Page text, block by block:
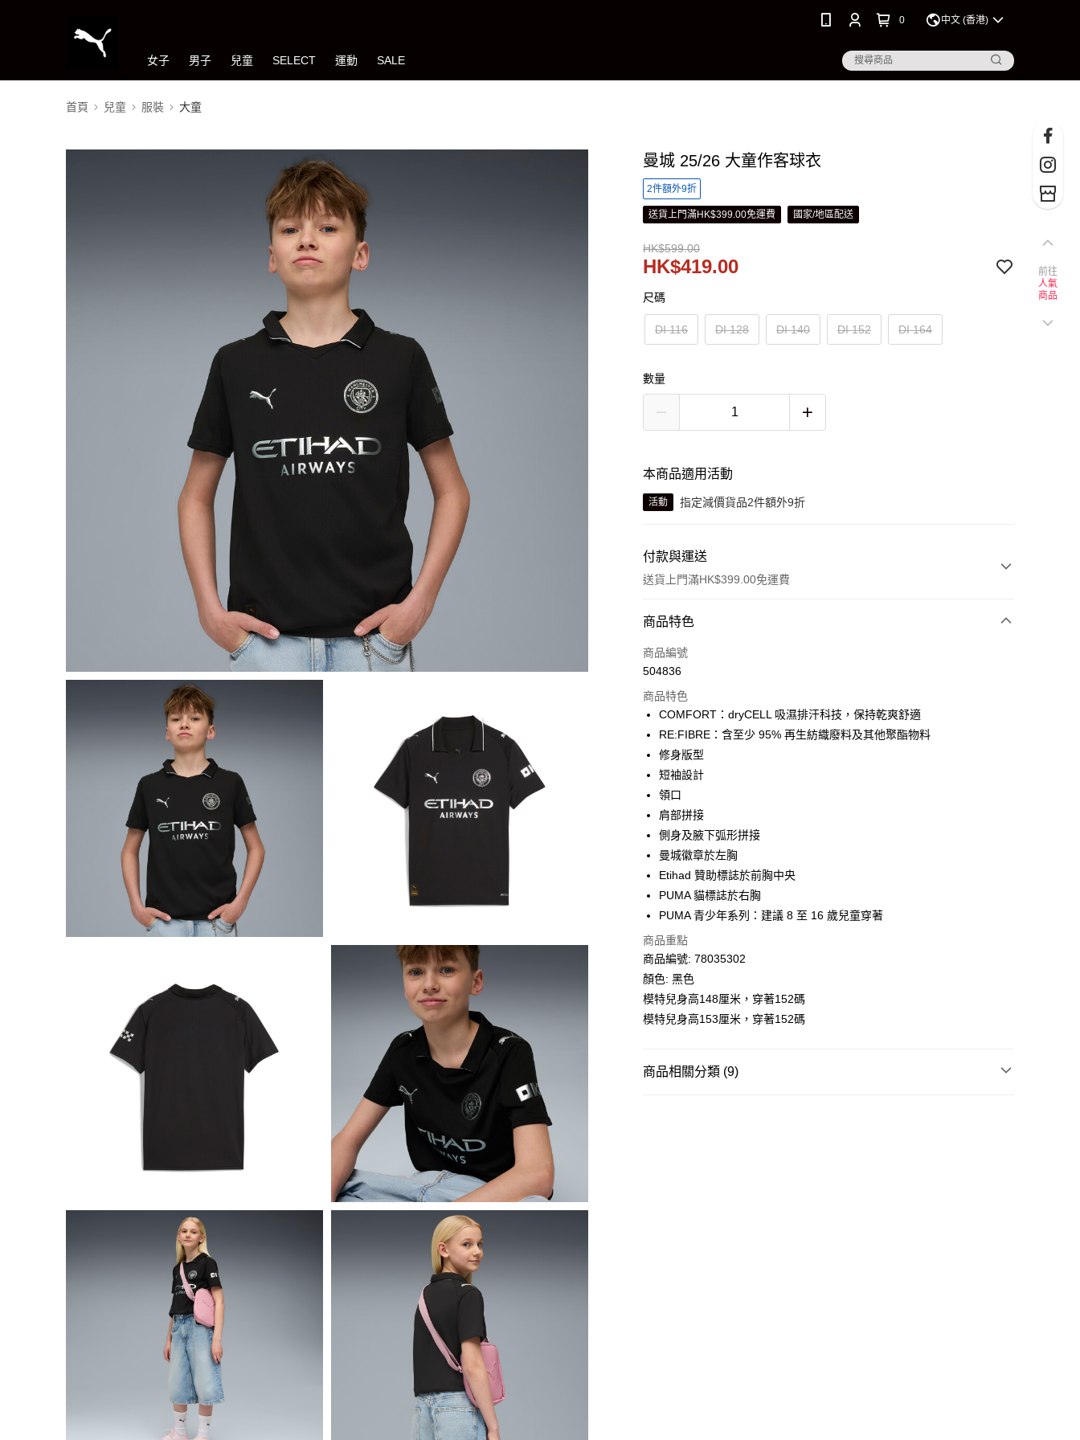
0 中文 (香港)
女子 男子 兒童 SELECT 運動 SALE
首頁 兒童 服裝 大童
曼城 25/26 大童作客球衣
2件額外9折
送貨上門滿HK$399.00免運費 國家/地區配送
HK$599.00
HK$419.00
尺碼
DI 116 DI 128 DI 140 DI 152 DI 164
數量
本商品適用活動
活動 指定減價貨品2件額外9折
付款與運送
送貨上門滿HK$399.00免運費
付款方式
信用卡
相關說明
Alipay, PayMe, WeChat Pay, UnionPay, FPS
送貨方式
單筆訂單淨值滿$399可享免運費優惠
每筆HK$30.00，滿HK$399.00或以上免運費
滿$599可享澳門免運費優惠
商品特色
商品編號
504836
商品特色
COMFORT：dryCELL 吸濕排汗科技，保持乾爽舒適
RE:FIBRE：含至少 95% 再生紡織廢料及其他聚酯物料
修身版型
短袖設計
領口
肩部拼接
側身及腋下弧形拼接
曼城徽章於左胸
Etihad 贊助標誌於前胸中央
PUMA 貓標誌於右胸
PUMA 青少年系列：建議 8 至 16 歲兒童穿著
商品重點
商品編號: 78035302
顏色: 黑色
模特兒身高148厘米，穿著152碼
模特兒身高153厘米，穿著152碼
商品相關分類 (9)
前往
人氣
商品